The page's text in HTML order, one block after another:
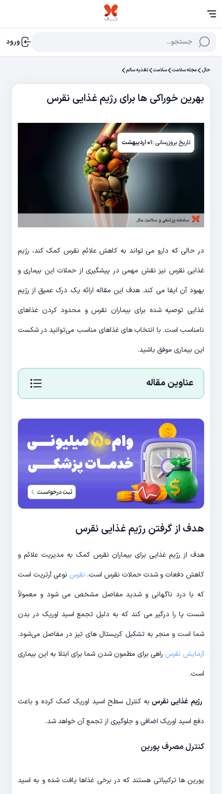
جستجو... ورود
حال مجله سلامت سلامت تغذیه سالم
بهرین خوراکی ها برای رژیم غذایی نقرس
تاریخ بروزرسانی :۰۱ اردیبهشت
در حالی که دارو می تواند به کاهش علائم نقرس کمک کند، رژیم
غذایی نقرس نیز نقش مهمی در پیشگیری از حملات این بیماری و
بهبود آن ایفا می کند. هدف این مقاله ارائه یک درک عمیق از رژیم
غذایی توصیه شده برای بیماران نقرس و محدود کردن غذاهای
نامناسب است. با انتخاب های غذاهای مناسب می‌توانید در شکست
این بیماری موفق باشید.
عناوین مقاله
هدف از گرفتن رژیم غذایی نقرس
هدف از رژیم غذایی برای بیماران نقرس کمک به مدیریت علائم و
کاهش دفعات و شدت حملات نقرس است. نقرس نوعی آرتریت است
که با درد ناگهانی و شدید مفاصل مشخص می شود و معمولاً
شست پا را درگیر می کند که به دلیل تجمع اسید اوریک در بدن
شما است و منجر به تشکیل کریستال های تیز در مفاصل می‌شود.
آزمایش نقرس راهی برای مطمون شدن شما برای ابتلا به این بیماری
است.
رژیم غذایی نقرس به کنترل سطح اسید اوریک کمک کرده و باعث
دفع اسید اوریک اضافی و جلوگیری از تجمع آن خواهد شد.
کنترل مصرف پورین
پورین ها ترکیباتی هستند که در برخی غذاها یافت شده و به اسید